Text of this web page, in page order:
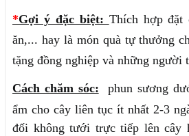
*Gợi ý đặc biệt: Thích hợp đặt
ăn,... hay là món quà tự thưởng
tặng đồng nghiệp và những người
Cách chăm sóc:
phun sương
ẩm cho cây liên tục ít nhất 2-3
đối không tưới trực tiếp lên cây